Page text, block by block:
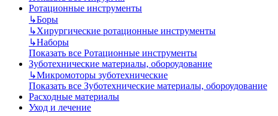
Ротационные инструменты
↳Боры
↳Хирургические ротационные инструменты
↳Наборы
Показать все Ротационные инструменты
Зуботехнические материалы, обороудование
↳Микромоторы зуботехнические
Показать все Зуботехнические материалы, обороудование
Расходные материалы
Уход и лечение